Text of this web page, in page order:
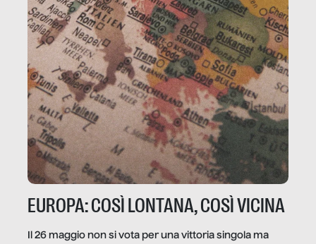
EUROPA: COSÌ LONTANA, COSÌ VICINA
Il 26 maggio non si vota per una vittoria singola ma